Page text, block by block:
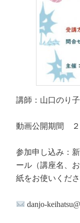
講師：山口のり
動画公開期間 ２
参加申し込み：
ール（講座名、
紙をお使いくだ
danjo-